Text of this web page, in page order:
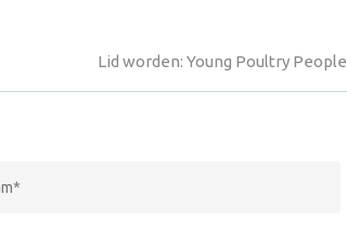
Lid worden: Young Poultry People